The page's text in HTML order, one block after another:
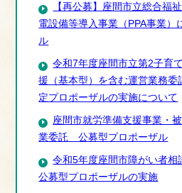
【再公募】座間市立総合福
電設備等導入事業（PPA事業）
ル
令和7年度座間市立第2子育
援（基本型）を含む運営業務委
定プロポーザルの実施について
座間市就労準備支援事業・
業委託 公募型プロポーザル
令和5年度座間市障がい者相
公募型プロポーザルの実施